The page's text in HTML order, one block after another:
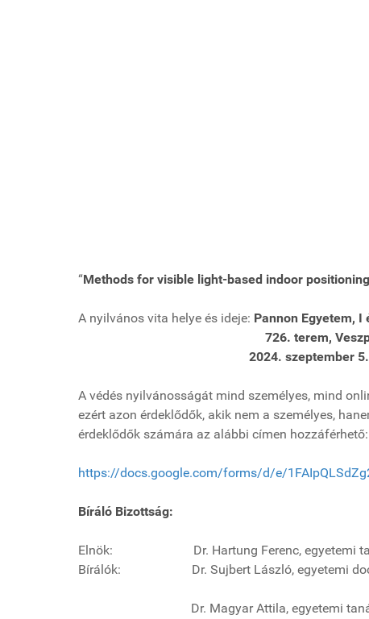
“Methods for visible light-based indoor
A nyilvános vita helye és ideje: Pannon Egyetem, I
726. terem, Veszprém,
2024. szeptember
A védés nyilvánosságát mind személyes, mind
ezért azon érdeklődők, akik nem a személyes,
érdeklődők számára az alábbi címen hozzáférhető:
https://docs.google.com/forms/d/e/
Bíráló Bizottság:
Elnök: Dr. Hartung Ferenc, egyetemi
Bírálók: Dr. Sujbert László, egyetemi
Dr. Magyar Attila, egyetemi tanár,